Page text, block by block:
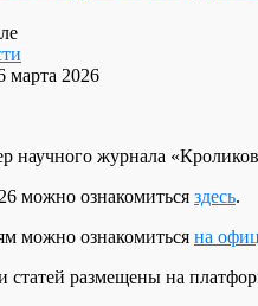
марта 2026
научного журнала
можно ознакомиться здесь.
можно ознакомиться на
статей размещены на